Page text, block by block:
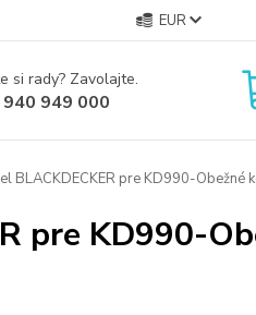
EUR
si rady? Zavolajte.
949 000
BLACKDECKER pre KD990-Obežné
pre KD990-